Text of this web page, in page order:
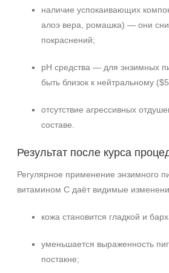
наличие успокаивающих
алоэ вера, ромашка) — они
покраснений;
pH средства — для энзимных
быть близок к нейтральному
отсутствие агрессивных
составе.
Результат после курса
Регулярное применение энзимного
витамином C даёт видимые
кожа становится гладкой и
уменьшается выраженность
постакне;